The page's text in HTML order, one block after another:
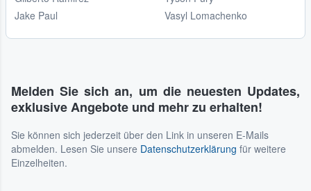
Jake Paul
Vasyl Lomachenko
Melden Sie sich an, um die neuesten Updates,
exklusive Angebote und mehr zu erhalten!
Sie können sich jederzeit über den Link in unseren E-Mails
abmelden. Lesen Sie unsere Datenschutzerklärung für weitere
Einzelheiten.